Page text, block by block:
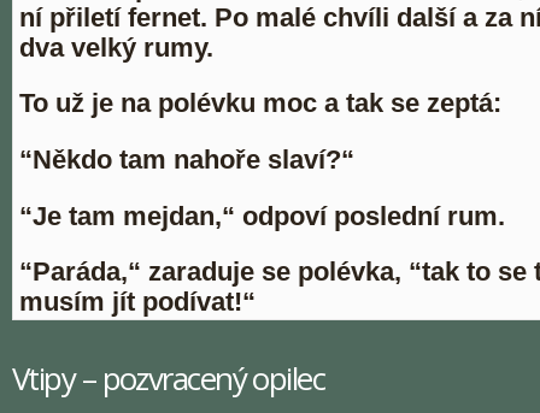
ní přiletí fernet. Po malé chvíli další a za
dva velký rumy.
To už je na polévku moc a tak se zeptá:
“Někdo tam nahoře slaví?“
“Je tam mejdan,“ odpoví poslední rum.
“Paráda,“ zaraduje se polévka, “tak to se
musím jít podívat!“
Vtipy – pozvracený opilec